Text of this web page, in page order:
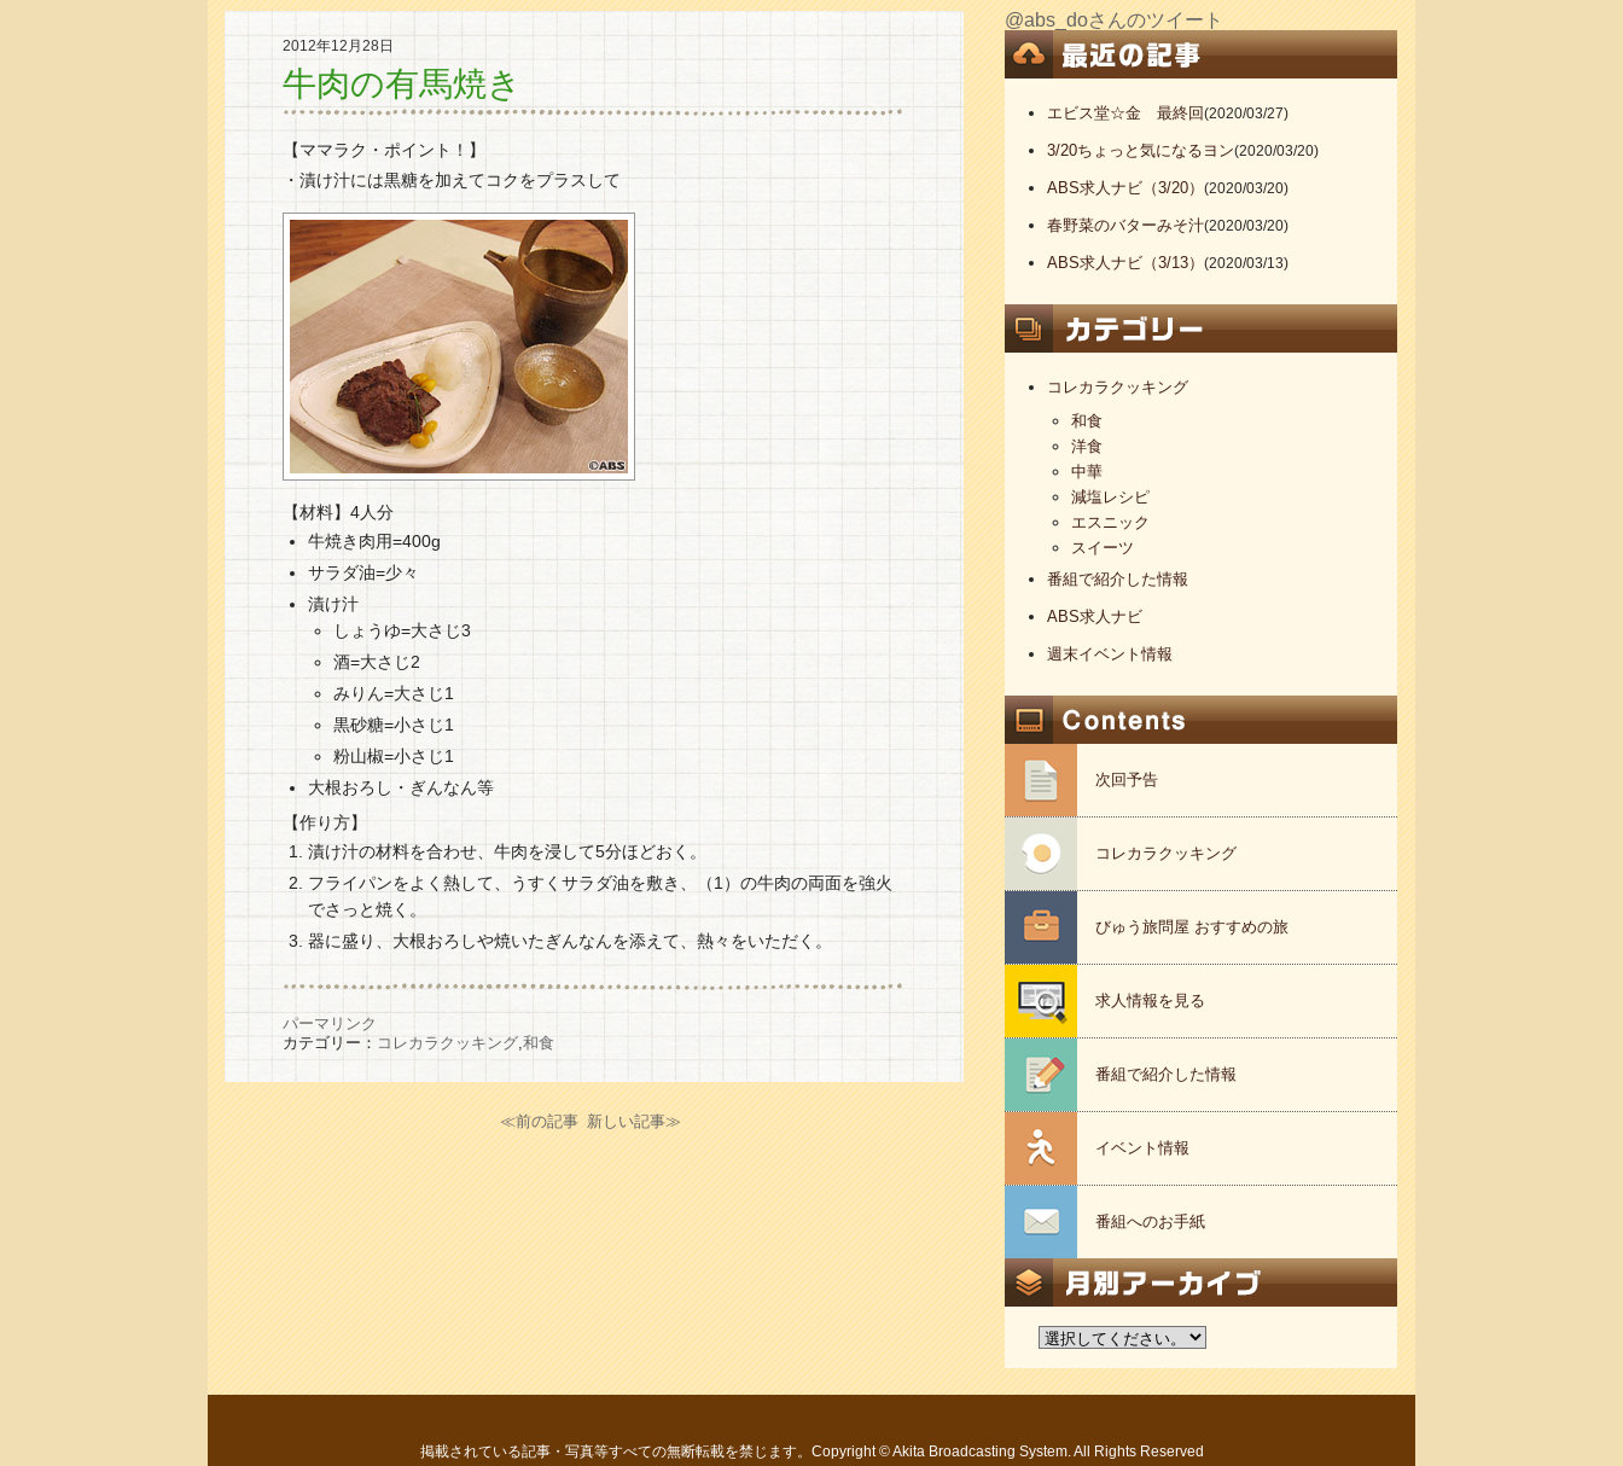
2012年12月28日
牛肉の有馬焼き
【ママラク・ポイント！】
・漬け汁には黒糖を加えてコクをプラスして
【材料】4人分
牛焼き肉用=400g
サラダ油=少々
漬け汁
しょうゆ=大さじ3
酒=大さじ2
みりん=大さじ1
黒砂糖=小さじ1
粉山椒=小さじ1
大根おろし・ぎんなん等
【作り方】
漬け汁の材料を合わせ、牛肉を浸して5分ほどおく。
フライパンをよく熱して、うすくサラダ油を敷き、（1）の牛肉の両面を強火
でさっと焼く。
器に盛り、大根おろしや焼いたぎんなんを添えて、熱々をいただく。
パーマリンク
カテゴリー： コレカラクッキング 和食
≪前の記事 新しい記事≫
@abs_doさんのツイート
エビス堂☆金 最終回(2020/03/27)
3/20ちょっと気になるヨン(2020/03/20)
ABS求人ナビ（3/20）(2020/03/20)
春野菜のバターみそ汁(2020/03/20)
ABS求人ナビ（3/13）(2020/03/13)
コレカラクッキング
和食
洋食
中華
減塩レシピ
エスニック
スイーツ
番組で紹介した情報
ABS求人ナビ
週末イベント情報
次回予告
コレカラクッキング
びゅう旅問屋 おすすめの旅
求人情報を見る
番組で紹介した情報
イベント情報
番組へのお手紙
掲載されている記事・写真等すべての無断転載を禁じます。Copyright © Akita Broadcasting System. All Rights Reserved